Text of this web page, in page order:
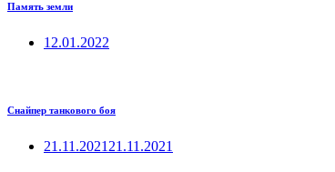
Память земли
12.01.2022
Снайпер танкового боя
21.11.2021 21.11.2021